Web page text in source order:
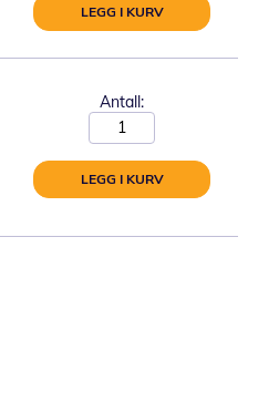
LEGG I KURV
Antall:
LEGG I KURV